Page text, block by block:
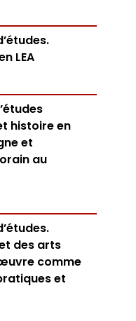
LEA
histoire en
et
au
des arts
comme
et